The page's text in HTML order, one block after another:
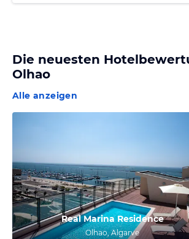
Die neuesten
Olhao
Alle anzeigen
Real Marina Residence
Olhao, Algarve